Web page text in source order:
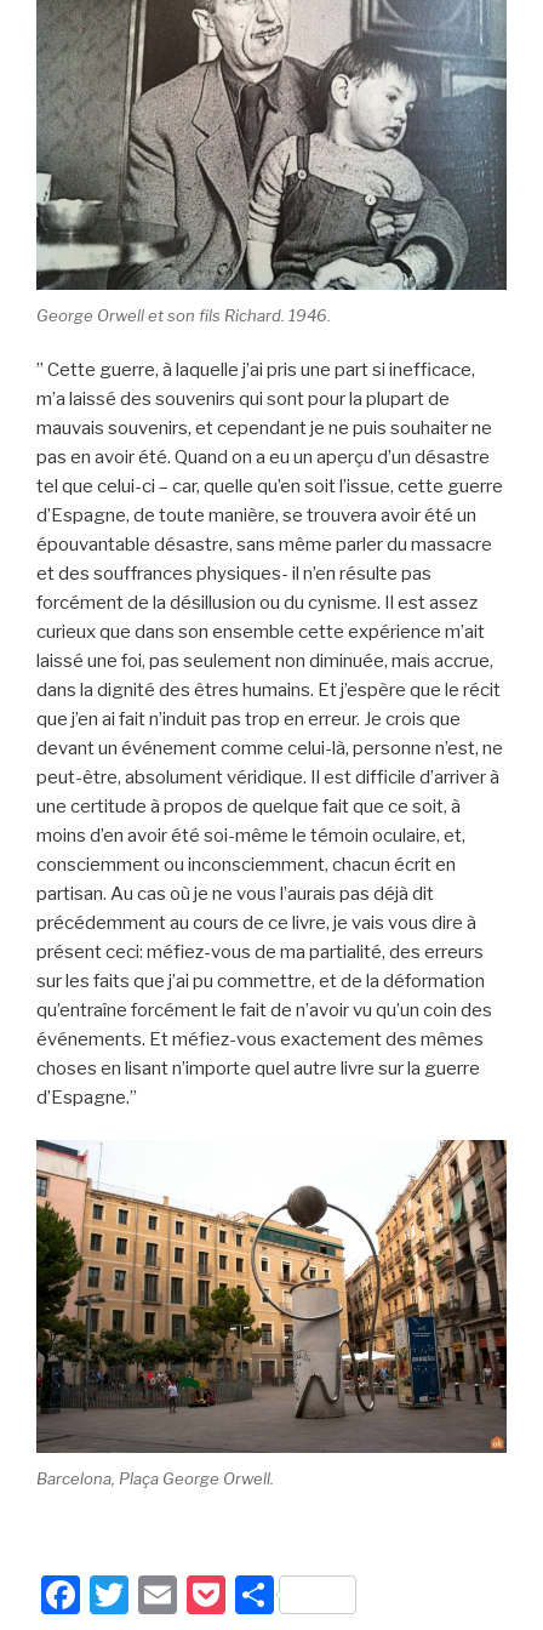
George Orwell et son fils Richard. 1946.
” Cette guerre, à laquelle j’ai pris une part si inefficace,
m’a laissé des souvenirs qui sont pour la plupart de
mauvais souvenirs, et cependant je ne puis souhaiter ne
pas en avoir été. Quand on a eu un aperçu d’un désastre
tel que celui-ci – car, quelle qu’en soit l’issue, cette guerre
d’Espagne, de toute manière, se trouvera avoir été un
épouvantable désastre, sans même parler du massacre
et des souffrances physiques- il n’en résulte pas
forcément de la désillusion ou du cynisme. Il est assez
curieux que dans son ensemble cette expérience m’ait
laissé une foi, pas seulement non diminuée, mais accrue,
dans la dignité des êtres humains. Et j’espère que le récit
que j’en ai fait n’induit pas trop en erreur. Je crois que
devant un événement comme celui-là, personne n’est, ne
peut-être, absolument véridique. Il est difficile d’arriver à
une certitude à propos de quelque fait que ce soit, à
moins d’en avoir été soi-même le témoin oculaire, et,
consciemment ou inconsciemment, chacun écrit en
partisan. Au cas où je ne vous l’aurais pas déjà dit
précédemment au cours de ce livre, je vais vous dire à
présent ceci: méfiez-vous de ma partialité, des erreurs
sur les faits que j’ai pu commettre, et de la déformation
qu’entraîne forcément le fait de n’avoir vu qu’un coin des
événements. Et méfiez-vous exactement des mêmes
choses en lisant n’importe quel autre livre sur la guerre
d’Espagne.”
Barcelona, Plaça George Orwell.
F
T
E
P P